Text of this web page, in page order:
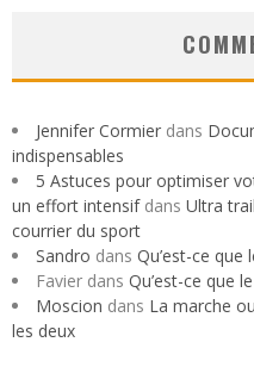
Jennifer Cormier dans
indispensables
5 Astuces pour optimiser
un effort intensifdans Ultra
courrier du sport
Sandro dans Qu’est-ce
Favier dans Qu’est-ce que
Moscion dans La marche
les deux